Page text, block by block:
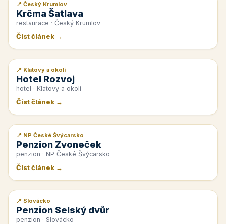
📰 PR článek
📍 Český Krumlov
Krčma Šatlava
restaurace · Český Krumlov
Číst článek →
📰 PR článek
📍 Klatovy a okolí
Hotel Rozvoj
hotel · Klatovy a okolí
Číst článek →
📰 PR článek
📍 NP České Švýcarsko
Penzion Zvoneček
penzion · NP České Švýcarsko
Číst článek →
📰 PR článek
📍 Slovácko
Penzion Selský dvůr
penzion · Slovácko